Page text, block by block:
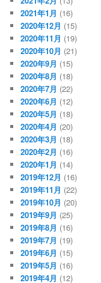
2021年1月 (16)
2020年12月 (15)
2020年11月 (19)
2020年10月 (21)
2020年9月 (15)
2020年8月 (18)
2020年7月 (22)
2020年6月 (12)
2020年5月 (18)
2020年4月 (20)
2020年3月 (18)
2020年2月 (16)
2020年1月 (14)
2019年12月 (16)
2019年11月 (22)
2019年10月 (20)
2019年9月 (25)
2019年8月 (16)
2019年7月 (19)
2019年6月 (15)
2019年5月 (16)
2019年4月 (12)